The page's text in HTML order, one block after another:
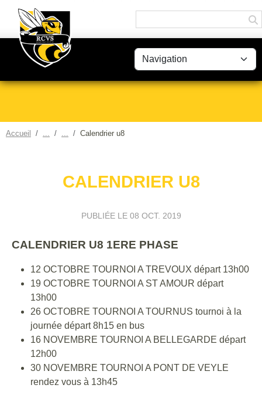
Accueil Calendrier u8
CALENDRIER U8
PUBLIÉE LE 08 OCT. 2019
CALENDRIER U8 1ERE PHASE
12 OCTOBRE TOURNOI A TREVOUX départ 13h00
19 OCTOBRE TOURNOI A ST AMOUR départ
13h00
26 OCTOBRE TOURNOI A TOURNUS tournoi à la
journée départ 8h15 en bus
16 NOVEMBRE TOURNOI A BELLEGARDE départ
12h00
30 NOVEMBRE TOURNOI A PONT DE VEYLE
rendez vous à 13h45
Panneau de gestion des cookies